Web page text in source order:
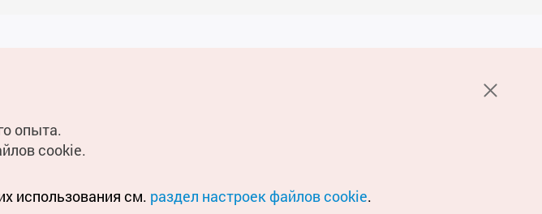
Горячая линия для туристов 1330
Электронные книги
О файлах Cookie
опыта.
cookie.
использования см. раздел настроек файлов cookie.